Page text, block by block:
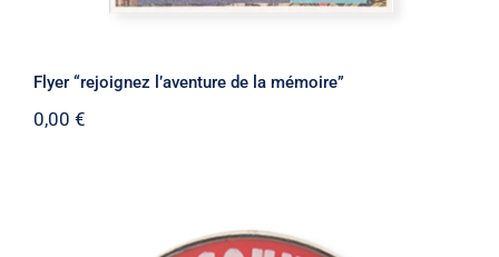
Flyer “rejoignez l’aventure de la mémoire”
0,00 €